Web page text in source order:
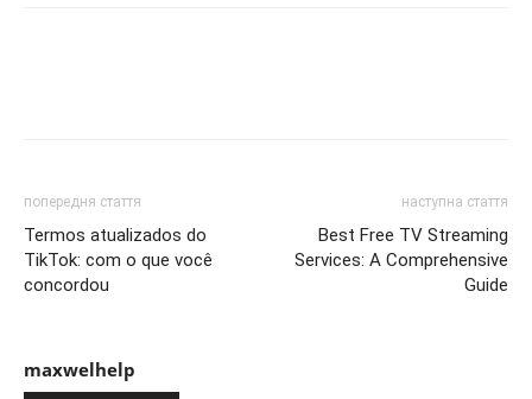
попередня стаття
Termos atualizados do
TikTok: com o que você
concordou
наступна стаття
Best Free TV Streaming
Services: A Comprehensive
Guide
maxwelhelp